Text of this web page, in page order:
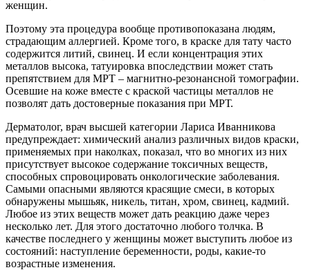
женщин.
Поэтому эта процедура вообще противопоказана людям,
страдающим аллергией. Кроме того, в краске для тату часто
содержится литий, свинец. И если концентрация этих
металлов высока, татуировка впоследствии может стать
препятствием для МРТ – магнитно-резонансной томографии.
Осевшие на коже вместе с краской частицы металлов не
позволят дать достоверные показания при МРТ.
Дерматолог, врач высшей категории Лариса Иванникова
предупреждает: химический анализ различных видов краски,
применяемых при наколках, показал, что во многих из них
присутствует высокое содержание токсичных веществ,
способных спровоцировать онкологические заболевания.
Самыми опасными являются красящие смеси, в которых
обнаружены мышьяк, никель, титан, хром, свинец, кадмий.
Любое из этих веществ может дать реакцию даже через
несколько лет. Для этого достаточно любого толчка. В
качестве последнего у женщины может выступить любое из
состояний: наступление беременности, роды, какие-то
возрастные изменения.